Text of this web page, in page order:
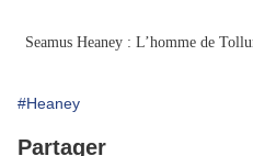
Seamus Heaney : L’homme de
#Heaney
Partager